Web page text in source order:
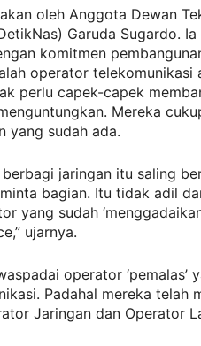
oleh Anggota Dewan
Garuda Sugardo.
komitmen
operator telekomunikasi
perlu capek-capek
Mereka
yang sudah ada.
jaringan itu saling
bagian. Itu tidak adil
yang sudah
ujarnya.
operator ‘pemalas’
Padahal mereka telah
Jaringan dan Operator